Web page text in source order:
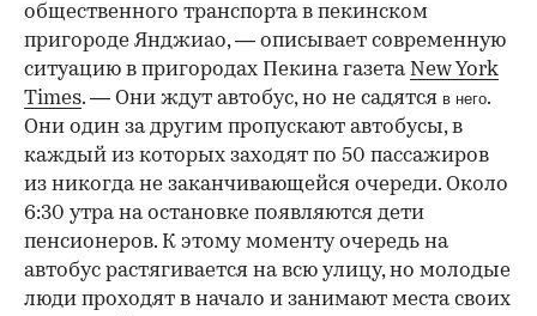
общественного транспорта в пекинском
пригороде Янджиао, — описывает современную
ситуацию в пригородах Пекина газета New York
Times. — Они ждут автобус, но не садятся в него.
Они один за другим пропускают автобусы, в
каждый из которых заходят по 50 пассажиров
из никогда не заканчивающейся очереди. Около
6:30 утра на остановке появляются дети
пенсионеров. К этому моменту очередь на
автобус растягивается на всю улицу, но молодые
люди проходят в начало и занимают места своих